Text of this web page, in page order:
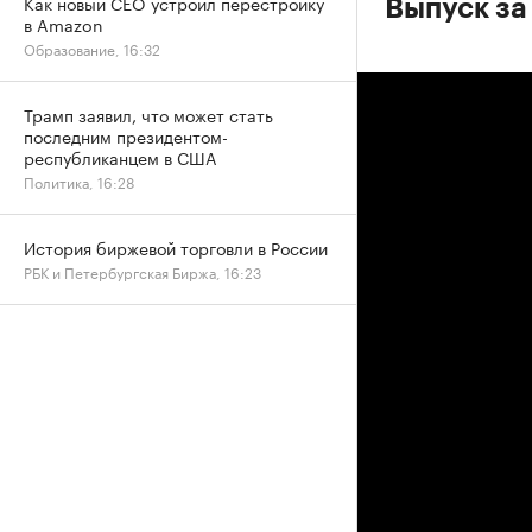
Выпуск
в Amazon
Образование, 16:32
Трамп заявил, что может стать
последним президентом-
республиканцем в США
Политика, 16:28
История биржевой торговли в России
РБК и Петербургская Биржа, 16:23